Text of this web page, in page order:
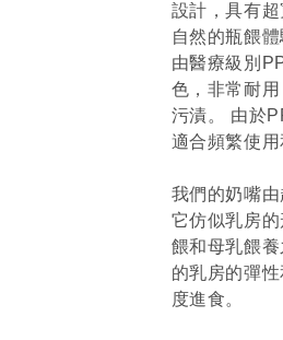
設計，具有
自然的瓶餵體
由醫療級別
色，非常耐
污漬。 由於
適合頻繁使用
我們的奶嘴
它仿似乳房
餵和母乳餵
的乳房的彈
度進食。